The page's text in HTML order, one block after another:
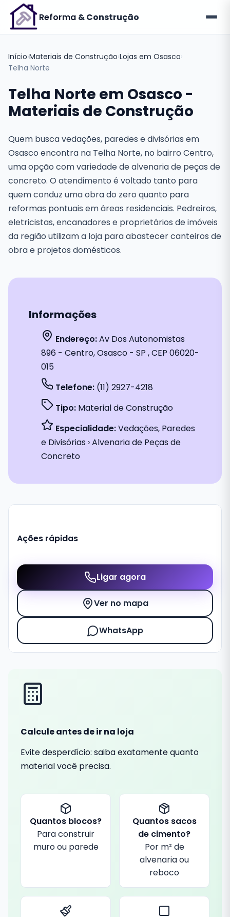
Reforma & Construção
Início›Materiais de Construção›Lojas em Osasco›
Telha Norte
Telha Norte em Osasco -
Materiais de Construção
Quem busca vedações, paredes e divisórias em
Osasco encontra na Telha Norte, no bairro Centro,
uma opção com variedade de alvenaria de peças de
concreto. O atendimento é voltado tanto para
quem conduz uma obra do zero quanto para
reformas pontuais em áreas residenciais. Pedreiros,
eletricistas, encanadores e proprietários de imóveis
da região utilizam a loja para abastecer canteiros de
obra e projetos domésticos.
Informações
Endereço:Av Dos Autonomistas
896 - Centro, Osasco - SP , CEP 06020-
015
Telefone: (11) 2927-4218
Tipo: Material de Construção
Especialidade:Vedações, Paredes
e Divisórias › Alvenaria de Peças de
Concreto
Ações rápidas
Ligar agora
Ver no mapa
WhatsApp
Calcule antes de ir na loja
Evite desperdício: saiba exatamente quanto
material você precisa.
Quantos blocos?
Para construir
muro ou parede
Quantos sacos
de cimento?
Por m² de
alvenaria ou
reboco